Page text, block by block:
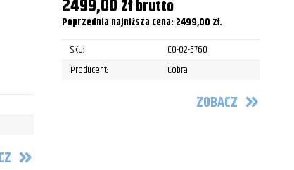
2499,00złbrutto
Poprzednia najniższa cena: 2499,00 zł.
SKU:
CO-02-5760
Producent:
Cobra
ZOBACZ